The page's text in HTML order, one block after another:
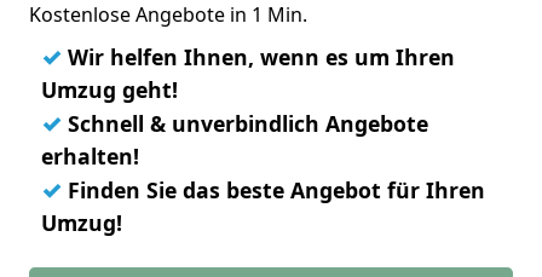
Kostenlose Angebote in 1 Min.
✓ Wir helfen Ihnen, wenn es um Ihren
Umzug geht!
✓ Schnell & unverbindlich Angebote
erhalten!
✓ Finden Sie das beste Angebot für Ihren
Umzug!